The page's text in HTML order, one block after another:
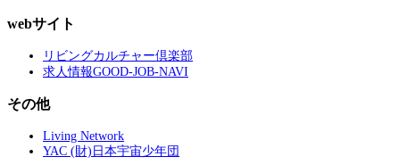
webサイト
リビングカルチャー倶楽部
求人情報GOOD-JOB-NAVI
その他
Living Network
YAC (財)日本宇宙少年団